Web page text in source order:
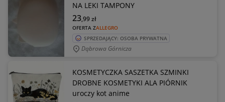
NA LEKI TAMPONY
OFERTA ZALLEGRO
23,99zł
SPRZEDAJĄCY: OSOBA PRYWATNA
Dąbrowa Górnicza
KOSMETYCZKA SASZETKA SZMINKI
DROBNE KOSMETYKI ALA PIÓRNIK
uroczy kot anime